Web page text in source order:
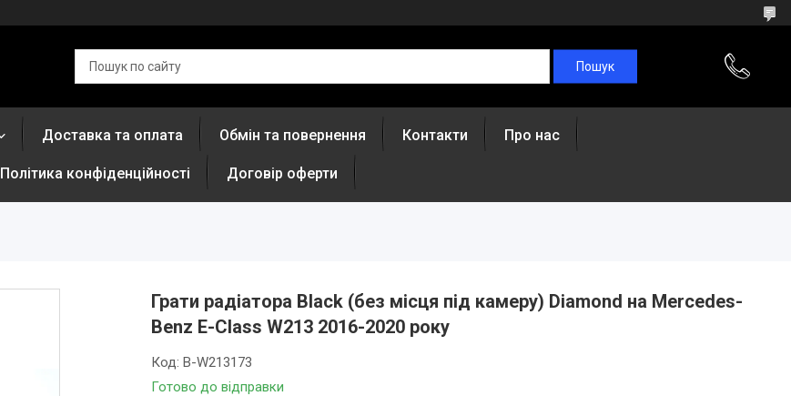
Доставка та оплата Обмін та повернення Контакти Про нас
Політика конфіденційності Договір оферти
Грати радіатора Black (без місця під камеру) Diamond на Mercedes-
Benz E-Class W213 2016-2020 року
Готово до відправки
Код:B-W213173